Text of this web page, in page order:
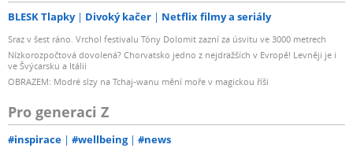
BLESK Tlapky Divoký kačer Netflix filmy a seriály
Sraz v šest ráno. Vrchol festivalu Tóny Dolomit zazní za úsvitu ve 3000 metrech
Nízkorozpočtová dovolená? Chorvatsko jedno z nejdražších v Evropě! Levněji je i
ve Švýcarsku a Itálii
OBRAZEM: Modré slzy na Tchaj-wanu mění moře v magickou říši
Pro generaci Z
#inspirace #wellbeing #news